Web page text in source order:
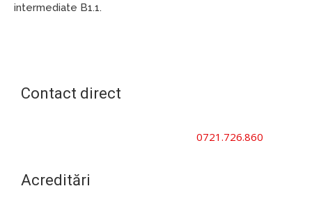
intermediate B1.1.
Contact direct
0721.726.860
Acreditări